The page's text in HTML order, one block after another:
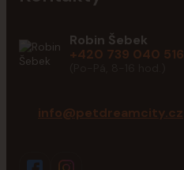
Robin Šebek
+420 739 040 516
info@petdreamcity.cz